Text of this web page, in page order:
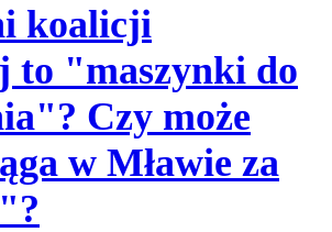
koalicji
to "maszynki do
Czy może
w Mławie za